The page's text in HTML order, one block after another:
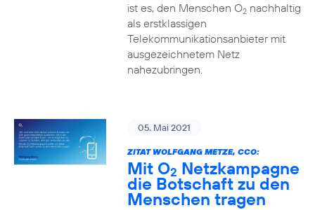
ist es, den Menschen O2nachhaltig
als erstklassigen
Telekommunikationsanbieter mit
ausgezeichnetem Netz
nahezubringen.
05. Mai 2021
ZITAT WOLFGANG METZE, CCO:
Mit O2 Netzkampagne
die Botschaft zu den
Menschen tragen